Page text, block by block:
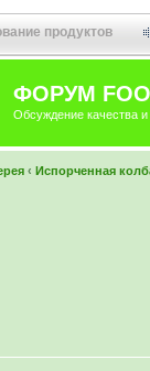
продуктов
ФОРУМ
Обсуждение качества и
‹ Испорченная